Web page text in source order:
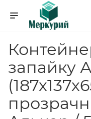
запайку